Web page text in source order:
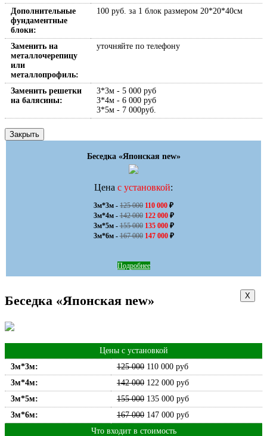
Дополнительные
фундаментные
блоки:
100 руб. за 1 блок размером 20*20*40см
Заменить на
металлочерепицу
или
металлопрофиль:
уточняйте по телефону
Заменить решетки
на балясины:
3*3м - 5 000 руб
3*4м - 6 000 руб
3*5м - 7 000руб.
Закрыть
Беседка «Японская new»
Цена с установкой:
3м*3м - 125 000 110 000 ₽
3м*4м - 142 000 122 000 ₽
3м*5м - 155 000 135 000 ₽
3м*6м - 167 000 147 000 ₽
Подробнее
Х
Беседка «Японская new»
Цены с установкой
3м*3м:
125 000 110 000 руб
3м*4м:
142 000 122 000 руб
3м*5м:
155 000 135 000 руб
3м*6м:
167 000 147 000 руб
Что входит в стоимость